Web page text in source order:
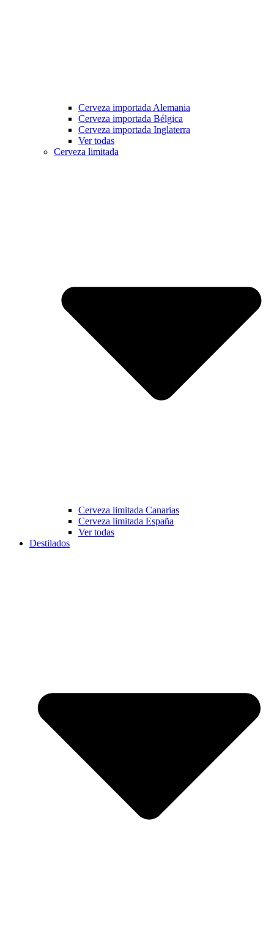
Cerveza importada Alemania
Cerveza importada Bélgica
Cerveza importada Inglaterra
Ver todas
Cerveza limitada
Cerveza limitada Canarias
Cerveza limitada España
Ver todas
Destilados